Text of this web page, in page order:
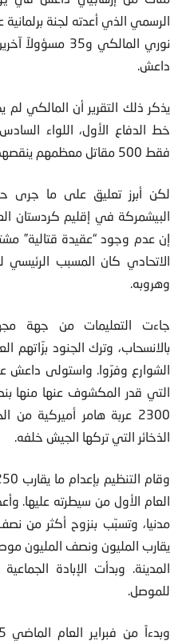
الرسمي الذي أعدته لجنة برلمانية
نوري المالكي
داعش.
يذكر ذلك التقرير أن المالكي
خط الدفاع الأول، اللواء
فقط 500 مقاتل معظمهم ينقصهم السلاح والذخيرة.
لكن أبرز تعليق على ما جرى
البيشمركة في إقليم كردستان
إن عدم وجود “عقيدة قتالية”
الاتحادي كان المسبب
وهروبه.
جاءت التعليمات من جهة
بالانسحاب، وترك الجنود
الشوارع وفرّوا. واستولى داعش
التي قدر المكشوف عنها منها
2300 عربة هامر أميركية
الذخائر التي تركها الجيش خلفه.
مدنيا، وتسبّب بنزوح أكثر من
يقارب المليون ونصف المليون
المدينة. وبدأت الإبادة
للموصل.